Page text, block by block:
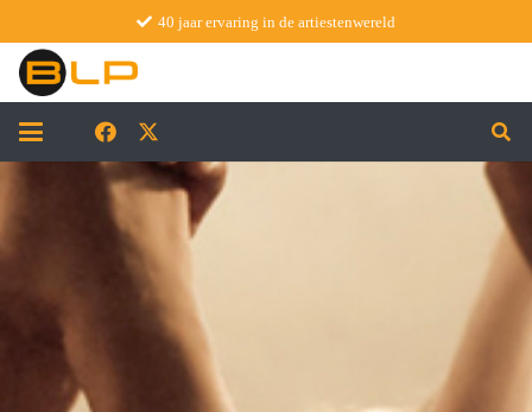
40 jaar ervaring in de artiestenwereld